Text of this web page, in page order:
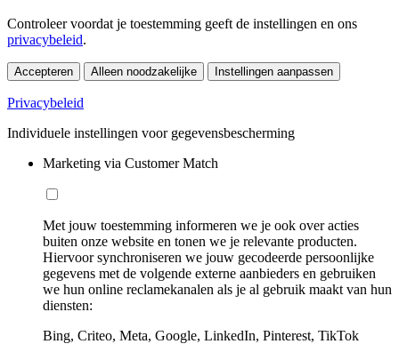
Controleer voordat je toestemming geeft de instellingen en ons
privacybeleid.
Accepteren Alleen noodzakelijke Instellingen aanpassen
Privacybeleid
Individuele instellingen voor gegevensbescherming
Marketing via Customer Match
Met jouw toestemming informeren we je ook over acties
buiten onze website en tonen we je relevante producten.
Hiervoor synchroniseren we jouw gecodeerde persoonlijke
gegevens met de volgende externe aanbieders en gebruiken
we hun online reclamekanalen als je al gebruik maakt van hun
diensten:
Bing, Criteo, Meta, Google, LinkedIn, Pinterest, TikTok